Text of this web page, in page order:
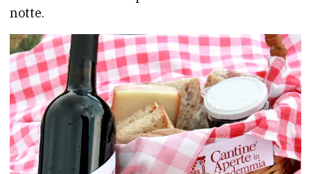
notte.